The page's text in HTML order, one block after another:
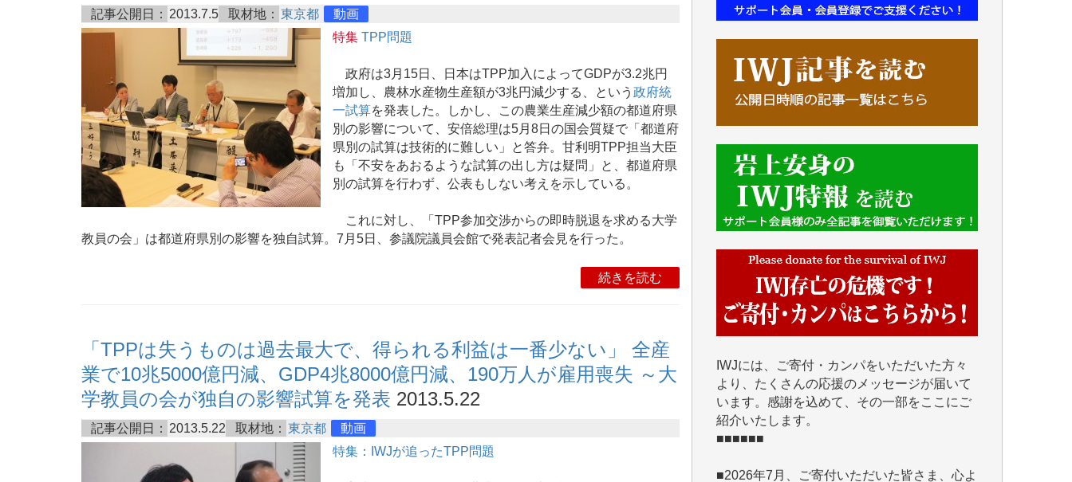
記事公開日： 2013.7.5 取材地： 東京都
動画
特集 TPP問題
政府は3月15日、日本はTPP加入によってGDPが3.2兆円
増加し、農林水産物生産額が3兆円減少する、という 政府統
一試算を発表した。しかし、この農業生産減少額の都道府県
別の影響について、安倍総理は5月8日の国会質疑で「都道府
県別の試算は技術的に難しい」と答弁。甘利明TPP担当大臣
も「不安をあおるような試算の出し方は疑問」と、都道府県
別の試算を行わず、公表もしない考えを示している。
これに対し、「TPP参加交渉からの即時脱退を求める大学
教員の会」は都道府県別の影響を独自試算。7月5日、参議院議員会館で発表記者会見を行った。
続きを読む
「TPPは失うものは過去最大で、得られる利益は一番少ない」 全産
業で10兆5000億円減、GDP4兆8000億円減、190万人が雇用喪失 ～大
学教員の会が独自の影響試算を発表 2013.5.22
記事公開日： 2013.5.22 取材地： 東京都
動画
特集：IWJが追ったTPP問題
■■■■■■
IWJには、ご寄付・カンパをいただいた方々
います。感謝を込めて、その一部をここにご
紹介いたします。
■■■■■■
■2026年7月、ご寄付いただいた皆さま、心よ